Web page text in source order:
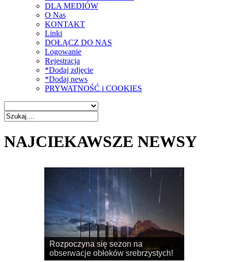
DLA MEDIÓW
O Nas
KONTAKT
Linki
DOŁĄCZ DO NAS
Logowanie
Rejestracja
*Dodaj zdjęcie
*Dodaj news
PRYWATNOŚĆ i COOKIES
NAJCIEKAWSZE NEWSY
Rozpoczyna się sezon na
obserwacje obłoków srebrzystych!